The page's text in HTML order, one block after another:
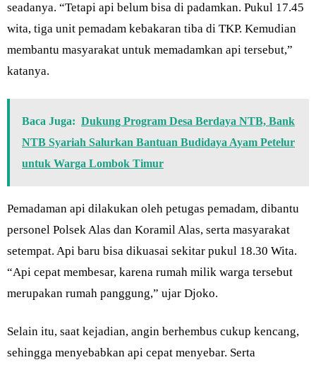
seadanya. “Tetapi api belum bisa di padamkan. Pukul 17.45
wita, tiga unit pemadam kebakaran tiba di TKP. Kemudian
membantu masyarakat untuk memadamkan api tersebut,”
katanya.
Baca Juga: Dukung Program Desa Berdaya NTB, Bank
NTB Syariah Salurkan Bantuan Budidaya Ayam Petelur
untuk Warga Lombok Timur
Pemadaman api dilakukan oleh petugas pemadam, dibantu
personel Polsek Alas dan Koramil Alas, serta masyarakat
setempat. Api baru bisa dikuasai sekitar pukul 18.30 Wita.
“Api cepat membesar, karena rumah milik warga tersebut
merupakan rumah panggung,” ujar Djoko.
Selain itu, saat kejadian, angin berhembus cukup kencang,
sehingga menyebabkan api cepat menyebar. Serta